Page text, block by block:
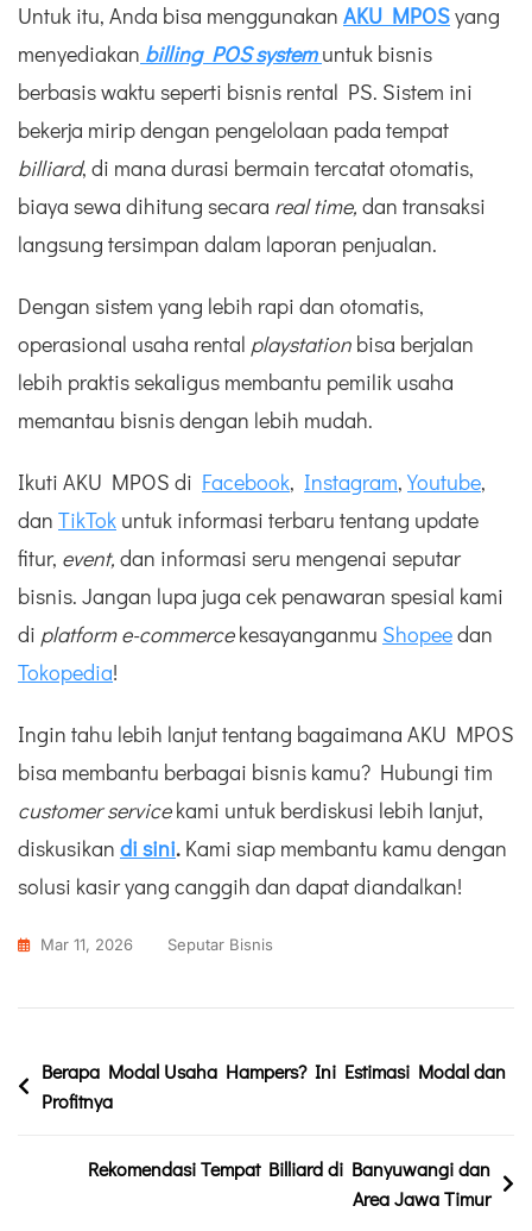
Untuk itu, Anda bisa menggunakan AKU MPOSyang
menyediakan billing POS systemuntuk bisnis
berbasis waktu seperti bisnis rental PS. Sistem ini
bekerja mirip dengan pengelolaan pada tempat
billiard, di mana durasi bermain tercatat otomatis,
biaya sewa dihitung secara real time, dan transaksi
langsung tersimpan dalam laporan penjualan.
Dengan sistem yang lebih rapi dan otomatis,
operasional usaha rental playstation bisa berjalan
lebih praktis sekaligus membantu pemilik usaha
memantau bisnis dengan lebih mudah.
Ikuti AKU MPOS di Facebook, Instagram, Youtube,
dan TikTok untuk informasi terbaru tentang update
fitur, event, dan informasi seru mengenai seputar
bisnis. Jangan lupa juga cek penawaran spesial kami
di platform e-commercekesayanganmu Shopeedan
Tokopedia!
Ingin tahu lebih lanjut tentang bagaimana AKU MPOS
bisa membantu berbagai bisnis kamu? Hubungi tim
customer servicekami untuk berdiskusi lebih lanjut,
diskusikan di sini. Kami siap membantu kamu dengan
solusi kasir yang canggih dan dapat diandalkan!
Mar 11, 2026 Seputar Bisnis
Berapa Modal Usaha Hampers? Ini Estimasi Modal dan
Profitnya
Rekomendasi Tempat Billiard di Banyuwangi dan
Area Jawa Timur